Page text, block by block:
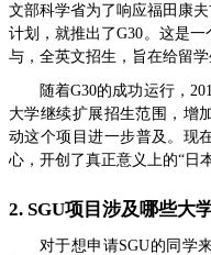
文部科学省为了响应福田康
计划，就推出了G30。这是
与，全英文招生，旨在给留
随着G30的成功运行，
大学继续扩展招生范围，增
动这个项目进一步普及。现
心，开创了真正意义上的“日
2. SGU项目涉及哪些大
对于想申请SGU的同学